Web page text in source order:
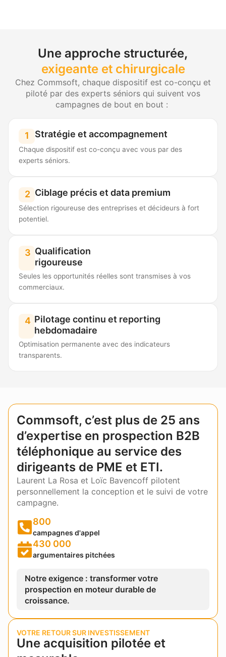
Une approche structurée,
exigeante et chirurgicale
Chez Commsoft, chaque dispositif est co-conçu et
piloté par des experts séniors qui suivent vos
campagnes de bout en bout :
1 Stratégie et accompagnement
Chaque dispositif est co-conçu avec vous par des
experts séniors.
2 Ciblage précis et data premium
Sélection rigoureuse des entreprises et décideurs à fort
potentiel.
3 Qualification
rigoureuse
Seules les opportunités réelles sont transmises à vos
commerciaux.
4 Pilotage continu et reporting
hebdomadaire
Optimisation permanente avec des indicateurs
transparents.
Commsoft, c’est plus de 25 ans
d’expertise en prospection B2B
téléphonique au service des
dirigeants de PME et ETI.
Laurent La Rosa et Loïc Bavencoff pilotent
personnellement la conception et le suivi de votre
campagne.
800
campagnes d'appel
430 000
argumentaires pitchées
Notre exigence : transformer votre
prospection en moteur durable de
croissance.
VOTRE RETOUR SUR INVESTISSEMENT
Une acquisition pilotée et